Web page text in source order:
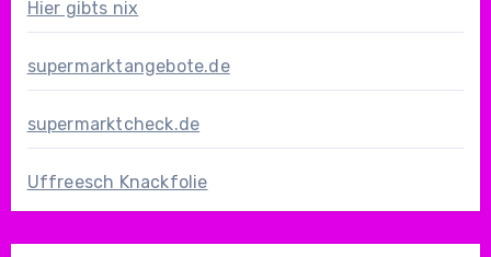
Hier gibts nix
supermarktangebote.de
supermarktcheck.de
Uffreesch Knackfolie